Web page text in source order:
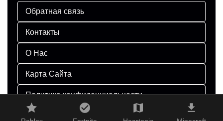
Обратная связь
Контакты
О Нас
Карта Сайта
Политика конфиденциальности